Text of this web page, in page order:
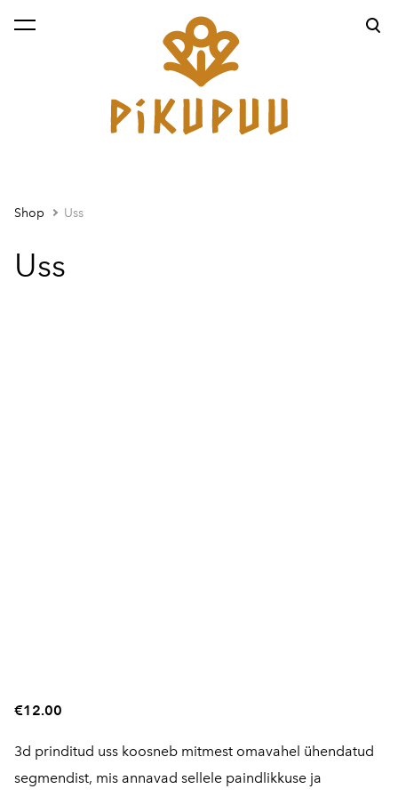
was added to the cart. View cart
Shop Uss
Uss
€12.00
3d prinditud uss koosneb mitmest omavahel ühendatud
segmendist, mis annavad sellele paindlikkuse ja